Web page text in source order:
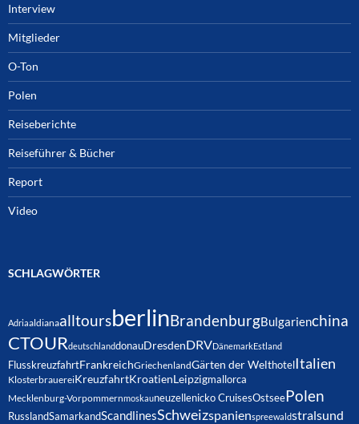
Interview
Mitglieder
O-Ton
Polen
Reiseberichte
Reiseführer & Bücher
Report
Video
SCHLAGWÖRTER
AdriaaldianaalltoursberlinBrandenburgBulgarienchina
CTOURdeutschlanddonauDresdenDRVDänemarkEstland
FlusskreuzfahrtFrankreichGriechenlandGärten der Welthotel Italien
KlosterbrauereiKreuzfahrtKroatienLeipzigmallorca
Mecklenburg-Vorpommernmoskauneuzellenicko CruisesOstseePolen
RusslandSamarkandScandlinesSchweizspanienspreewaldstralsund